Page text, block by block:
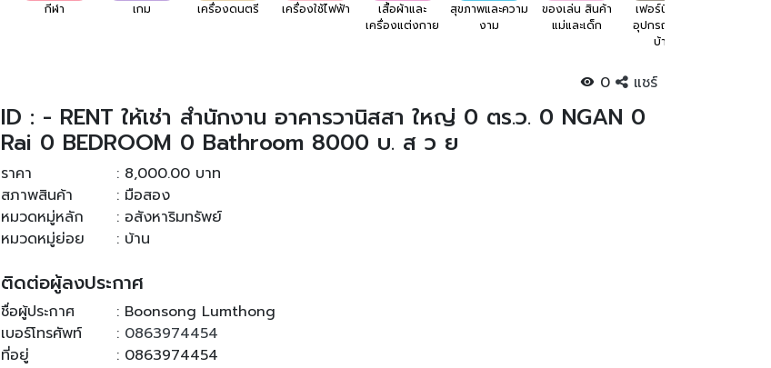
กีฬา เกม เครื่องดนตรี เครื่องใช้ไฟฟ้า
เสื้อผ้าและ
เครื่องแต่งกาย
สุขภาพและความ
งาม
ของเล่น สินค้า
แม่และเด็ก
เฟอร์นิเจอร์
อุปกรณ์แต่ง
บ้าน
0 แชร์
ID : - RENT ให้เช่า สำนักงาน อาคารวานิสสา ใหญ่ 0 ตร.ว. 0 NGAN 0
Rai 0 BEDROOM 0 Bathroom 8000 บ. ส ว ย
ราคา
: 8,000.00 บาท
สภาพสินค้า
: มือสอง
หมวดหมู่หลัก
: อสังหาริมทรัพย์
หมวดหมู่ย่อย
: บ้าน
ติดต่อผู้ลงประกาศ
ชื่อผู้ประกาศ
: Boonsong Lumthong
เบอร์โทรศัพท์
: 0863974454
ที่อยู่
: 0863974454